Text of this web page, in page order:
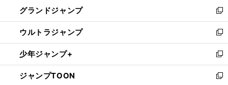
で
開
く
ド
ウ
で
開
く
ィ
ン
ド
ウ
で
開
く
い
ウ
ィ
ン
ド
ウ
で
グランドジャンプ
新
し
い
ウ
ィ
ン
ド
ウルトラジャンプ
新
し
い
ウ
ィ
少年ジャンプ+
新
し
い
ジャンプTOON
新